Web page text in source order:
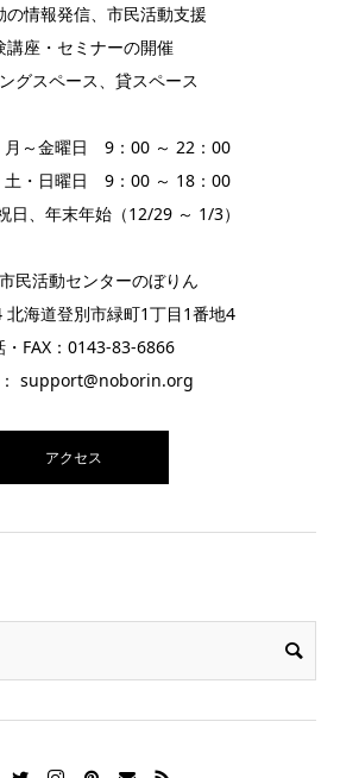
の情報発信、市民活動支援
講座・セミナーの開催
グスペース、貸スペース
～金曜日 9：00 ～ 22：00
日 9：00 ～ 18：00
年末年始（12/29 ～ 1/3）
民活動センターのぼりん
北海道登別市緑町1丁目1番地4
・FAX：0143-83-6866
support@noborin.org
アクセス